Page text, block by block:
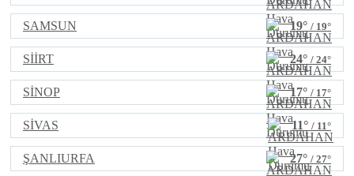
SAMSUN 19° / 19°
SİİRT 24° / 24°
SİNOP 17° / 17°
SİVAS 11° / 11°
ŞANLIURFA 27° / 27°